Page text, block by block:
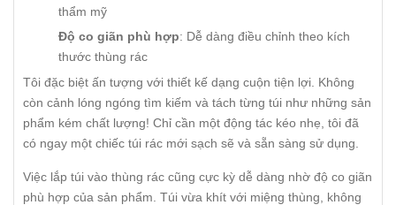
thẩm mỹ
Độ co giãn phù hợp: Dễ dàng điều chỉnh theo kích
thước thùng rác
Tôi đặc biệt ấn tượng với thiết kế dạng cuộn tiện lợi. Không
còn cảnh lóng ngóng tìm kiếm và tách từng túi như những sản
phẩm kém chất lượng! Chỉ cần một động tác kéo nhẹ, tôi đã
có ngay một chiếc túi rác mới sạch sẽ và sẵn sàng sử dụng.
Việc lắp túi vào thùng rác cũng cực kỳ dễ dàng nhờ độ co giãn
phù hợp của sản phẩm. Túi vừa khít với miệng thùng, không